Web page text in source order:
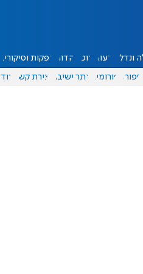
ונדל"ן דעות אוכל יהדות הפקות וסיקורים
ספורט פורומים אתר ישיבה יצירת קשר עוד